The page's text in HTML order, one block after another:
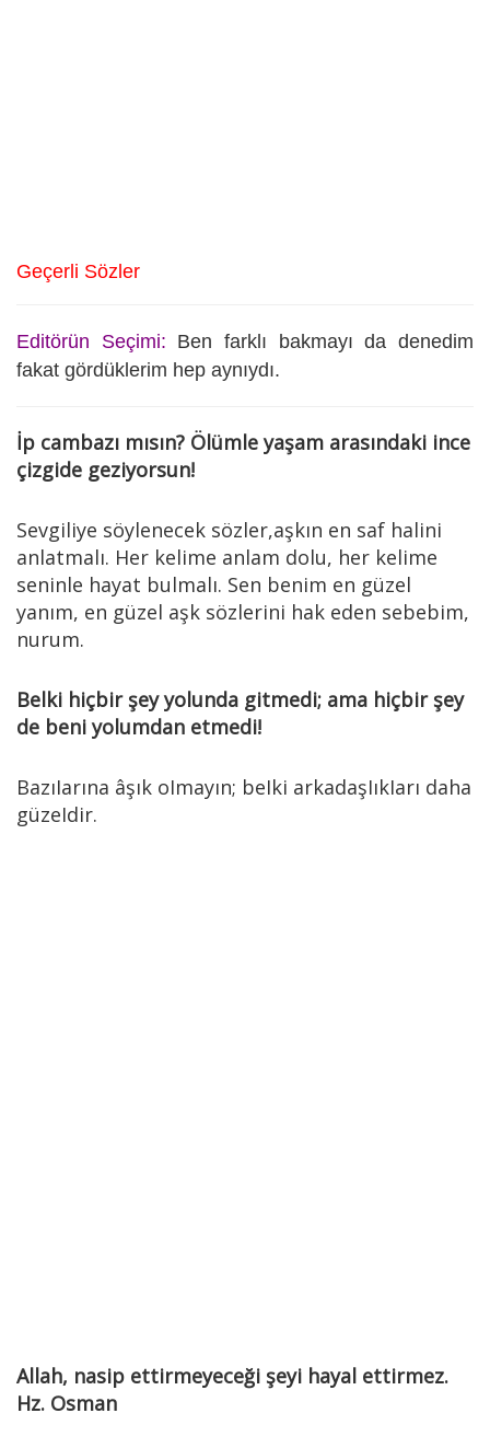
Geçerli Sözler
Editörün Seçimi: Ben farklı bakmayı da denedim
fakat gördüklerim hep aynıydı.
İp cambazı mısın? Ölümle yaşam arasındaki ince
çizgide geziyorsun!
Sevgiliye söylenecek sözler,aşkın en saf halini
anlatmalı. Her kelime anlam dolu, her kelime
seninle hayat bulmalı. Sen benim en güzel
yanım, en güzel aşk sözlerini hak eden sebebim,
nurum.
Belki hiçbir şey yolunda gitmedi; ama hiçbir şey
de beni yolumdan etmedi!
BazıIarına âşık oImayın; beIki arkadaşIıkIarı daha
güzeIdir.
Allah, nasip ettirmeyeceği şeyi hayal ettirmez.
Hz. Osman